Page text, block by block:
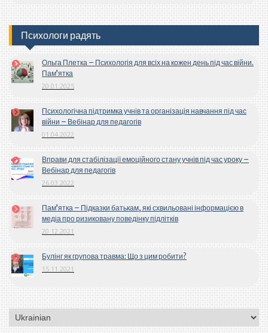
Психологи радять
Ольга Плетка – Психологія для всіх на кожен день під час війни.
Пам’ятка
20.01.2025
Психологічна підтримка учнів та організація навчання під час
війни – Вебінар для педагогів
01.04.2022
Вправи для стабілізації емоційного стану учнів під час уроку –
Вебінар для педагогів
26.03.2022
Пам’ятка – Підказки батькам, які схвильовані інформацією в
медіа про ризиковану поведінку підлітків
20.12.2021
Булінг як групова травма: Що з цим робити?
15.11.2021
Вибрати
мову